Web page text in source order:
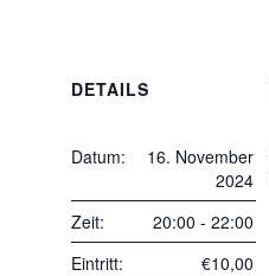
DETAILS
Datum:
16. November
2024
Zeit:
20:00 - 22:00
Eintritt:
€10,00